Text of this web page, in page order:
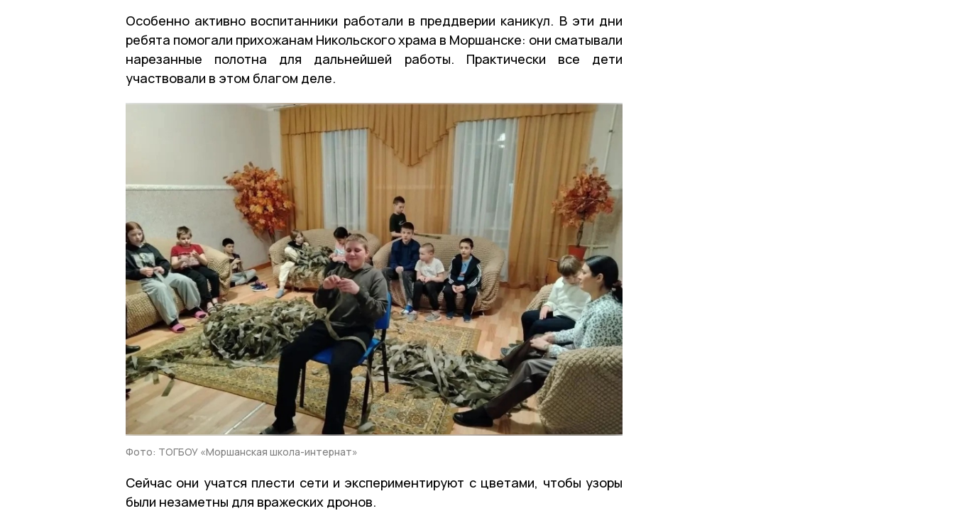
Особенно активно воспитанники работали в преддверии каникул. В эти дни
ребята помогали прихожанам Никольского храма в Моршанске: они сматывали
нарезанные полотна для дальнейшей работы. Практически все дети
участвовали в этом благом деле.
Фото: ТОГБОУ «Моршанская школа-интернат»
Сейчас они учатся плести сети и экспериментируют с цветами, чтобы узоры
были незаметны для вражеских дронов.